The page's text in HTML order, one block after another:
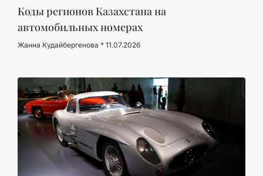
Коды регионов Казахстана на
автомобильных номерах
Жанна Кудайбергенова 11.07.2026